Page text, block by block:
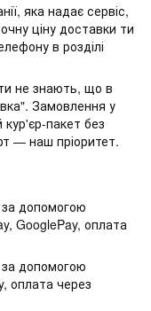
яка надає сервіс,
ціну доставки ти
в розділі
не знають, що в
Замовлення у
пакет без
— наш пріоритет.
допомогою
GooglePay, оплата
допомогою
оплата через